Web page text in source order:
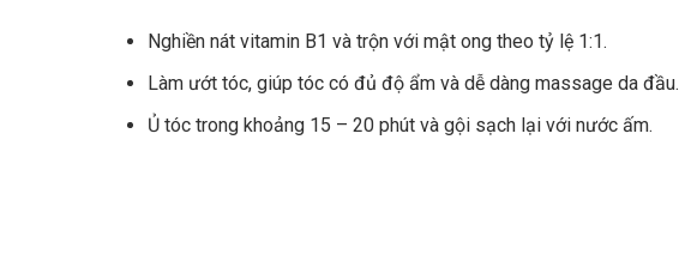
Nghiền nát vitamin B1 và trộn với mật ong theo tỷ lệ 1:1.
Làm ướt tóc, giúp tóc có đủ độ ẩm và dễ dàng massage da đầu.
Ủ tóc trong khoảng 15 – 20 phút và gội sạch lại với nước ấm.